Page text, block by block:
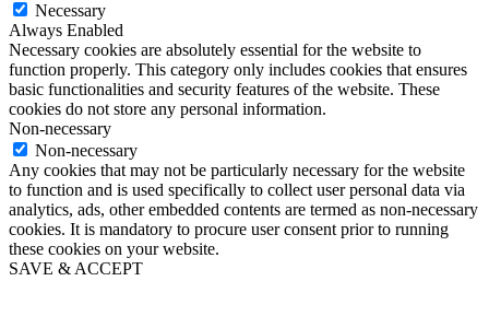
Necessary
Always Enabled
Necessary cookies are absolutely essential for the website to
function properly. This category only includes cookies that ensures
basic functionalities and security features of the website. These
cookies do not store any personal information.
Non-necessary
Non-necessary
Any cookies that may not be particularly necessary for the website
to function and is used specifically to collect user personal data via
analytics, ads, other embedded contents are termed as non-necessary
cookies. It is mandatory to procure user consent prior to running
these cookies on your website.
SAVE & ACCEPT